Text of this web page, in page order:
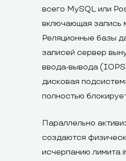
всего MySQL или
включающая запись
Реляционные базы
записей сервер
ввода-вывода
дисковая
полностью
Параллельно
создаются
исчерпанию лимита